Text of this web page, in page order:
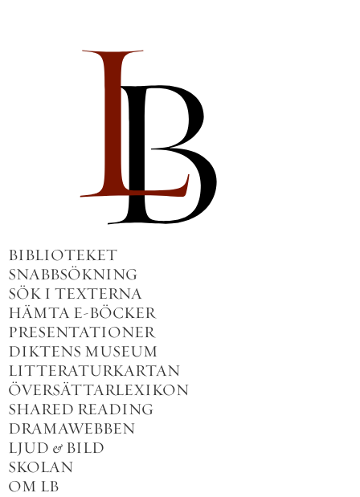
BIBLIOTEKET
SNABBSÖKNING
SÖK I TEXTERNA
HÄMTA E-BÖCKER
PRESENTATIONER
DIKTENS MUSEUM
LITTERATURKARTAN
ÖVERSÄTTARLEXIKON
SHARED READING
DRAMAWEBBEN
LJUD & BILD
SKOLAN
OM LB